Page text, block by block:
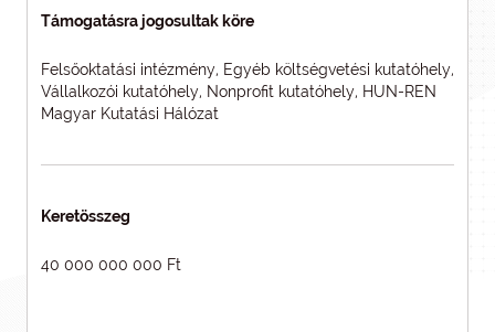
Támogatásra jogosultak köre
Felsőoktatási intézmény, Egyéb költségvetési kutatóhely,
Vállalkozói kutatóhely, Nonprofit kutatóhely, HUN-REN
Magyar Kutatási Hálózat
Keretösszeg
40 000 000 000 Ft